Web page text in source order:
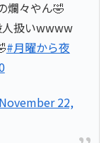
爛々やん🤣
人扱いwwww
#月曜から夜
November 22,